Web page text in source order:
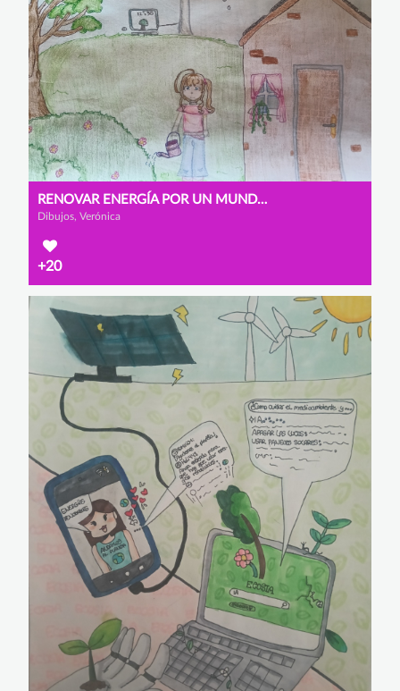
RENOVAR ENERGÍA POR UN MUNDO EN ARMONÍA
Dibujos, Verónica
+20